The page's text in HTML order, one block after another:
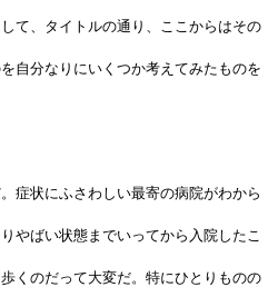
て、タイトルの通り、ここからはその
自分なりにいくつか考えてみたものを
症状にふさわしい最寄の病院がわから
やばい状態までいってから入院したこ
くのだって大変だ。特にひとりものの